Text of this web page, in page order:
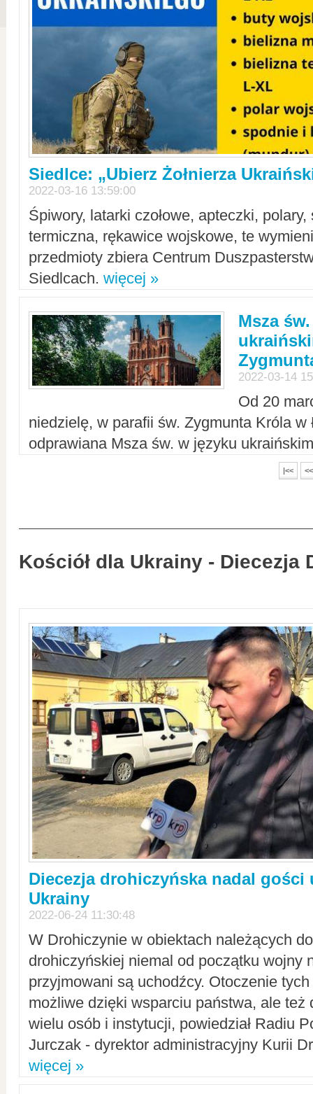
Siedlce: „Ubierz Żołnierza
2022-03-16 13:59:00
Śpiwory, latarki czołowe, apteczki,
termiczna, rękawice wojskowe, te
przedmioty zbiera Centrum
Siedlcach. więcej »
Msza
2022-03-14
Od 20
niedzielę, w parafii św. Zygmunta Króla w
odprawiana Msza św. w języku
|<< <<
Kościół dla Ukrainy - Diecezja
Diecezja drohiczyńska nadal gości
Ukrainy
2022-06-24 11:30:48
W Drohiczynie w obiektach należących
drohiczyńskiej niemal od początku wojny
przyjmowani są uchodźcy. Otoczenie
możliwe dzięki wsparciu państwa, ale też
wielu osób i instytucji, powiedział Radiu
Jurczak - dyrektor administracyjny Kurii
więcej »